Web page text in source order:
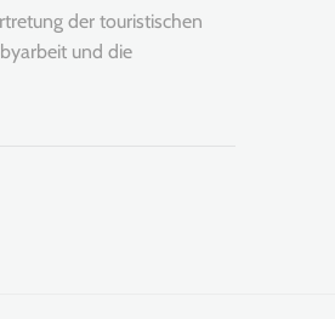
der touristischen
und die